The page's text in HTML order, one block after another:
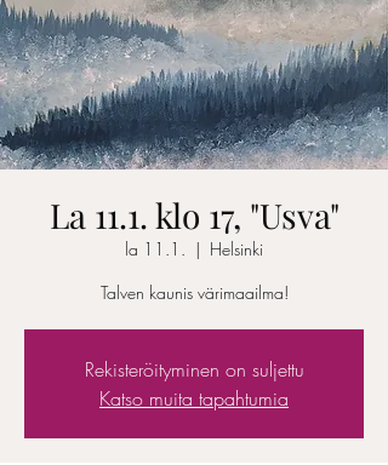
La 11.1. klo 17, "Usva"
la 11.1.
  |
Helsinki
Talven kaunis värimaailma!
Rekisteröityminen on suljettu
Katso muita tapahtumia